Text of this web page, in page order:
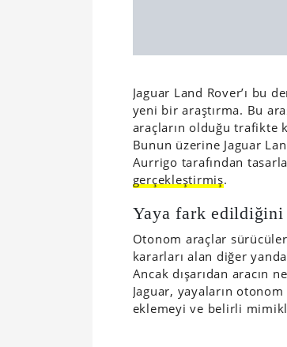
Jaguar Land Rover’ı bu
yeni bir araştırma. Bu
araçların olduğu trafikte
Bunun üzerine Jaguar
Aurrigo tarafından
gerçekleştirmiş.
Yaya fark edildiğini
Otonom araçlar
kararları alan diğer
Ancak dışarıdan aracın
Jaguar, yayaların
eklemeyi ve belirli